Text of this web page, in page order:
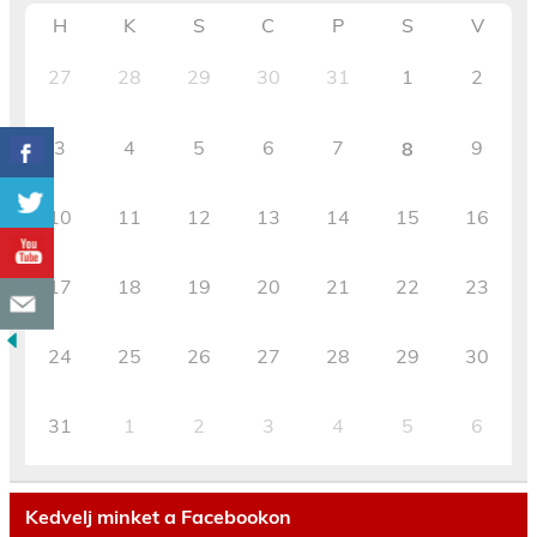
H K S C P S V
27 28 29 30 31 1 2
3 4 5 6 7 8 9
10 11 12 13 14 15 16
17 18 19 20 21 22 23
24 25 26 27 28 29 30
31 1 2 3 4 5 6
Kedvelj minket a Facebookon